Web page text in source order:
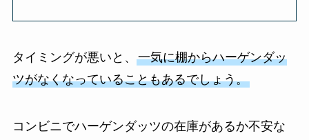
タイミングが悪いと、 一気に棚からハーゲンダッ
ツがなくなっていることもあるでしょう。
コンビニでハーゲンダッツの在庫があるか不安な